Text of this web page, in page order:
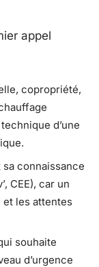
appel
copropriété,
d’une
connaissance
CEE), car un
les attentes
souhaite
d’urgence